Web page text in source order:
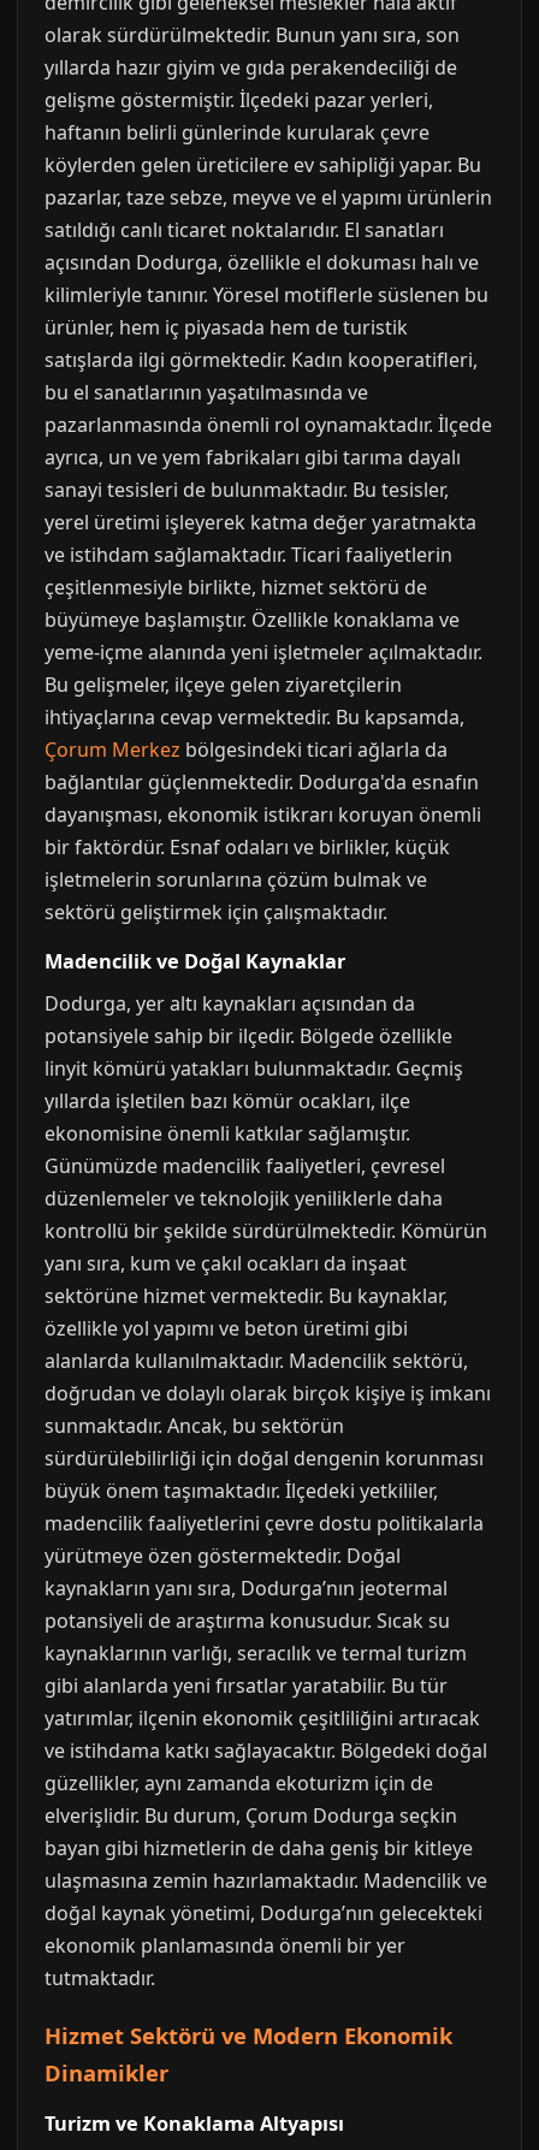
olarak sürdürülmektedir. Bunun yanı sıra, son
yıllarda hazır giyim ve gıda perakendeciliği de
gelişme göstermiştir. İlçedeki pazar yerleri,
haftanın belirli günlerinde kurularak çevre
köylerden gelen üreticilere ev sahipliği yapar. Bu
pazarlar, taze sebze, meyve ve el yapımı ürünlerin
satıldığı canlı ticaret noktalarıdır. El sanatları
açısından Dodurga, özellikle el dokuması halı ve
kilimleriyle tanınır. Yöresel motiflerle süslenen bu
ürünler, hem iç piyasada hem de turistik
satışlarda ilgi görmektedir. Kadın kooperatifleri,
bu el sanatlarının yaşatılmasında ve
pazarlanmasında önemli rol oynamaktadır. İlçede
ayrıca, un ve yem fabrikaları gibi tarıma dayalı
sanayi tesisleri de bulunmaktadır. Bu tesisler,
yerel üretimi işleyerek katma değer yaratmakta
ve istihdam sağlamaktadır. Ticari faaliyetlerin
çeşitlenmesiyle birlikte, hizmet sektörü de
büyümeye başlamıştır. Özellikle konaklama ve
yeme-içme alanında yeni işletmeler açılmaktadır.
Bu gelişmeler, ilçeye gelen ziyaretçilerin
ihtiyaçlarına cevap vermektedir. Bu kapsamda,
Çorum Merkez bölgesindeki ticari ağlarla da
bağlantılar güçlenmektedir. Dodurga'da esnafın
dayanışması, ekonomik istikrarı koruyan önemli
bir faktördür. Esnaf odaları ve birlikler, küçük
işletmelerin sorunlarına çözüm bulmak ve
sektörü geliştirmek için çalışmaktadır.
Madencilik ve Doğal Kaynaklar
Dodurga, yer altı kaynakları açısından da
potansiyele sahip bir ilçedir. Bölgede özellikle
linyit kömürü yatakları bulunmaktadır. Geçmiş
yıllarda işletilen bazı kömür ocakları, ilçe
ekonomisine önemli katkılar sağlamıştır.
Günümüzde madencilik faaliyetleri, çevresel
düzenlemeler ve teknolojik yeniliklerle daha
kontrollü bir şekilde sürdürülmektedir. Kömürün
yanı sıra, kum ve çakıl ocakları da inşaat
sektörüne hizmet vermektedir. Bu kaynaklar,
özellikle yol yapımı ve beton üretimi gibi
alanlarda kullanılmaktadır. Madencilik sektörü,
doğrudan ve dolaylı olarak birçok kişiye iş imkanı
sunmaktadır. Ancak, bu sektörün
sürdürülebilirliği için doğal dengenin korunması
büyük önem taşımaktadır. İlçedeki yetkililer,
madencilik faaliyetlerini çevre dostu politikalarla
yürütmeye özen göstermektedir. Doğal
kaynakların yanı sıra, Dodurga’nın jeotermal
potansiyeli de araştırma konusudur. Sıcak su
kaynaklarının varlığı, seracılık ve termal turizm
gibi alanlarda yeni fırsatlar yaratabilir. Bu tür
yatırımlar, ilçenin ekonomik çeşitliliğini artıracak
ve istihdama katkı sağlayacaktır. Bölgedeki doğal
güzellikler, aynı zamanda ekoturizm için de
elverişlidir. Bu durum, Çorum Dodurga seçkin
bayan gibi hizmetlerin de daha geniş bir kitleye
ulaşmasına zemin hazırlamaktadır. Madencilik ve
doğal kaynak yönetimi, Dodurga’nın gelecekteki
ekonomik planlamasında önemli bir yer
tutmaktadır.
Hizmet Sektörü ve Modern Ekonomik
Dinamikler
Turizm ve Konaklama Altyapısı